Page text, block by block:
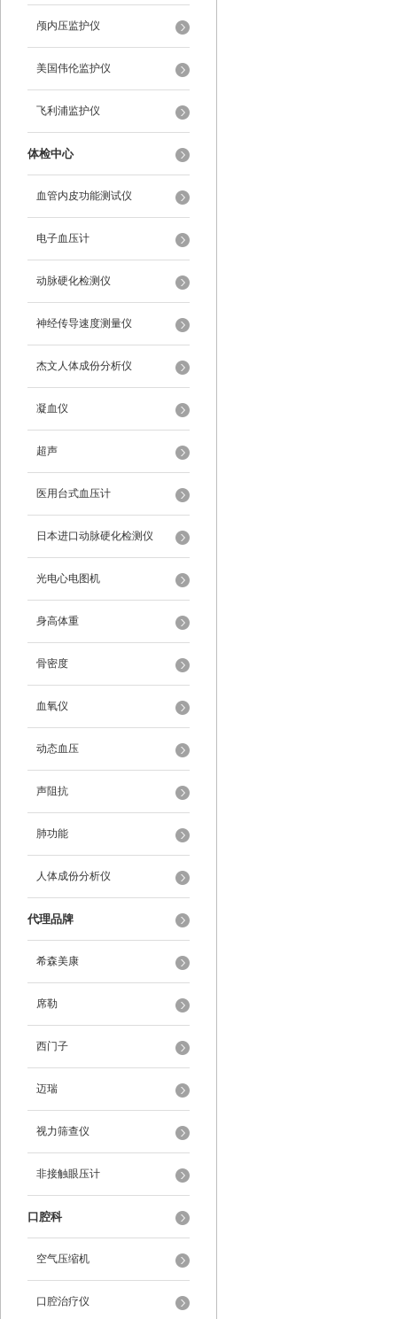
颅内压监护仪
美国伟伦监护仪
飞利浦监护仪
体检中心
血管内皮功能测试仪
电子血压计
动脉硬化检测仪
神经传导速度测量仪
杰文人体成份分析仪
凝血仪
超声
医用台式血压计
日本进口动脉硬化检测仪
光电心电图机
身高体重
骨密度
血氧仪
动态血压
声阻抗
肺功能
人体成份分析仪
代理品牌
希森美康
席勒
西门子
迈瑞
视力筛查仪
非接触眼压计
口腔科
空气压缩机
口腔治疗仪